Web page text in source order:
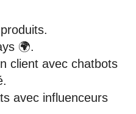
🌍.
client avec chatbots
avec influenceurs